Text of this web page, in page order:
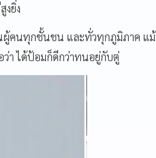
งยิ่ง
ผู้คนทุกชั้นชน และทั่วทุกภูมิภาค แม้
า ได้ป้อมก็ดีกว่าทนอยู่กับตู่